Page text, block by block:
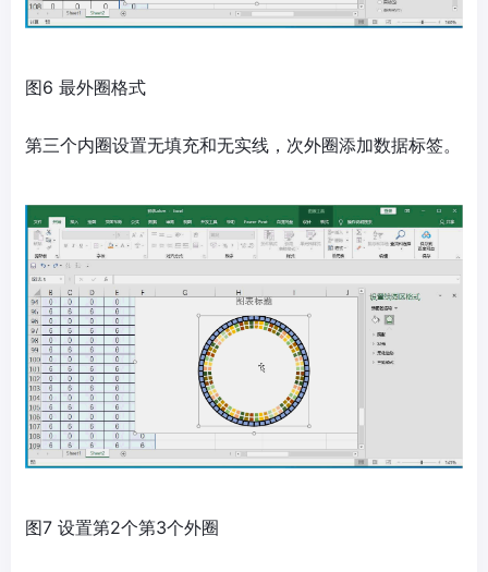
图6 最外圈格式
第三个内圈设置无填充和无实线，次外圈添加数据标签。
图7 设置第2个第3个外圈